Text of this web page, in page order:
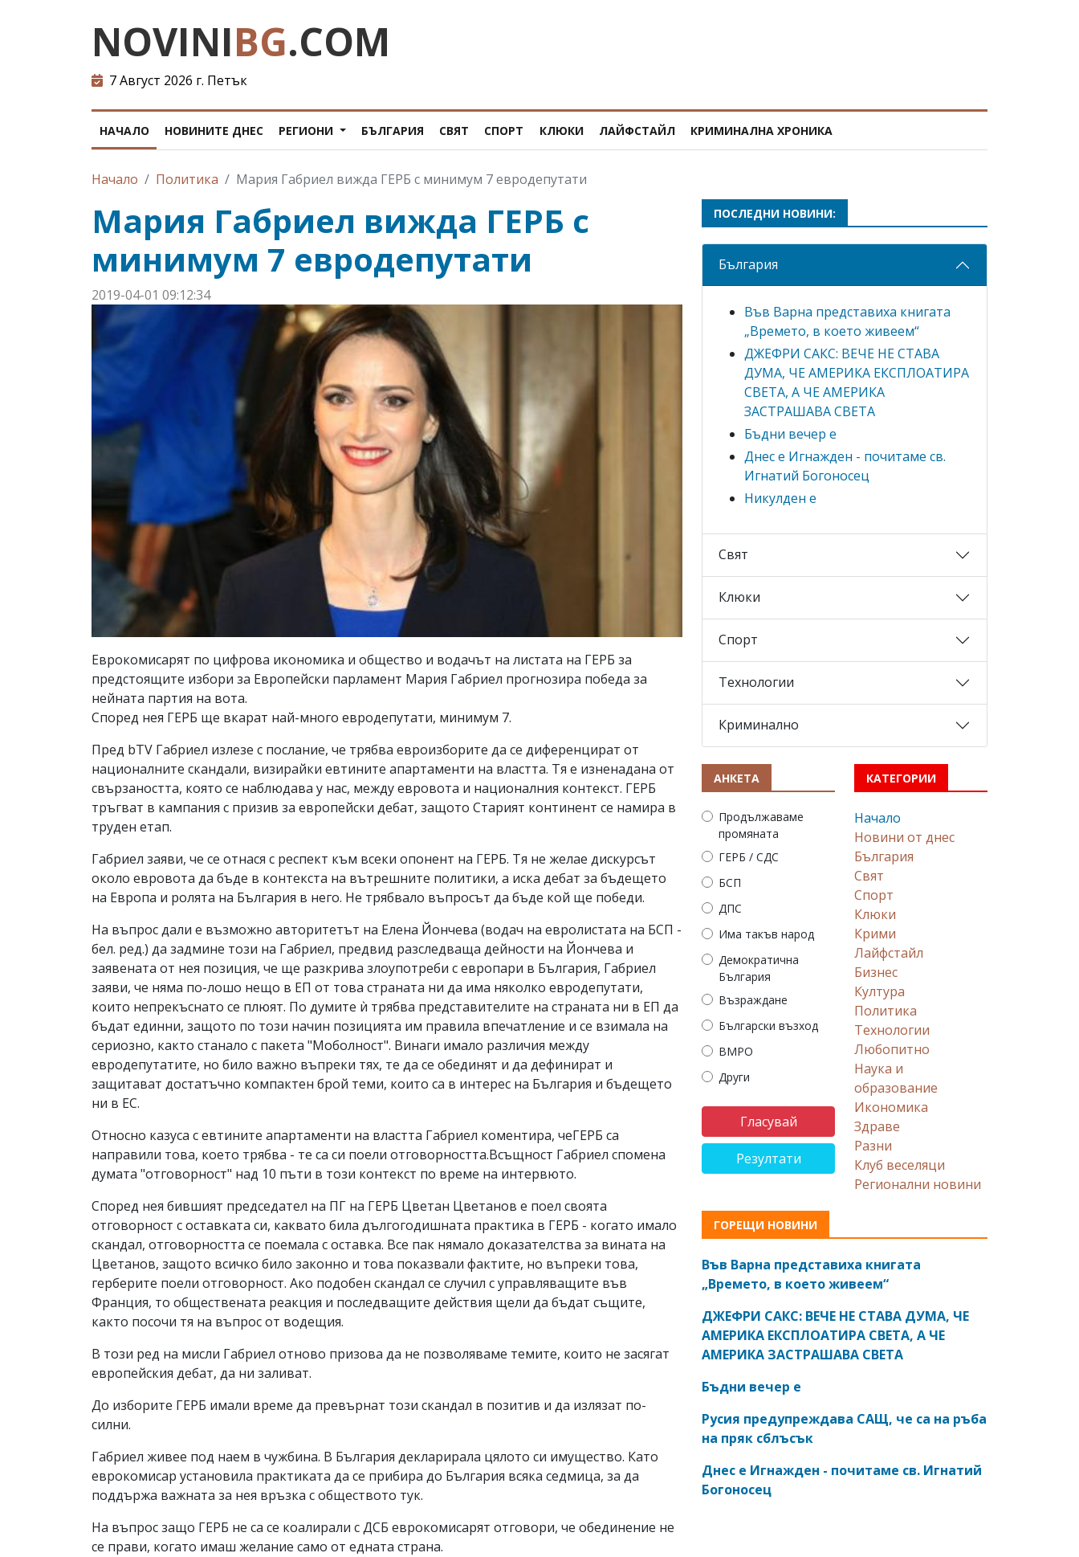
NOVINIBG.COM
7 Август 2026 г. Петък
НАЧАЛО НОВИНИТЕ ДНЕС РЕГИОНИ БЪЛГАРИЯ СВЯТ СПОРТ КЛЮКИ ЛАЙФСТАЙЛ КРИМИНАЛНА ХРОНИКА
Начало Политика Мария Габриел вижда ГЕРБ с минимум 7 евродепутати
Мария Габриел вижда ГЕРБ с
минимум 7 евродепутати
2019-04-01 09:12:34
Еврокомисарят по цифрова икономика и общество и водачът на листата на ГЕРБ за
предстоящите избори за Европейски парламент Мария Габриел прогнозира победа за
нейната партия на вота.
Според нея ГЕРБ ще вкарат най-много евродепутати, минимум 7.
Пред bTV Габриел излезе с послание, че трябва евроизборите да се диференцират от
националните скандали, визирайки евтините апартаменти на властта. Тя е изненадана от
свързаността, която се наблюдава у нас, между евровота и националния контекст. ГЕРБ
тръгват в кампания с призив за европейски дебат, защото Старият континент се намира в
труден етап.
Габриел заяви, че се отнася с респект към всеки опонент на ГЕРБ. Тя не желае дискурсът
около евровота да бъде в контекста на вътрешните политики, а иска дебат за бъдещето
на Европа и ролята на България в него. Не трябвало въпросът да бъде кой ще победи.
На въпрос дали е възможно авторитетът на Елена Йончева (водач на евролистата на БСП -
бел. ред.) да задмине този на Габриел, предвид разследваща дейности на Йончева и
заявената от нея позиция, че ще разкрива злоупотреби с европари в България, Габриел
заяви, че няма по-лошо нещо в ЕП от това страната ни да има няколко евродепутати,
които непрекъснато се плюят. По думите ѝ трябва представителите на страната ни в ЕП да
бъдат единни, защото по този начин позицията им правила впечатление и се взимала на
сериозно, както станало с пакета "Моболност". Винаги имало различия между
евродепутатите, но било важно въпреки тях, те да се обединят и да дефинират и
защитават достатъчно компактен брой теми, които са в интерес на България и бъдещето
ни в ЕС.
Относно казуса с евтините апартаменти на властта Габриел коментира, чеГЕРБ са
направили това, което трябва - те са си поели отговорността.Всъщност Габриел спомена
думата "отговорност" над 10 пъти в този контекст по време на интервюто.
Според нея бившият председател на ПГ на ГЕРБ Цветан Цветанов е поел своята
отговорност с оставката си, каквато била дългогодишната практика в ГЕРБ - когато имало
скандал, отговорността се поемала с оставка. Все пак нямало доказателства за вината на
Цветанов, защото всичко било законно и това показвали фактите, но въпреки това,
герберите поели отговорност. Ако подобен скандал се случил с управляващите във
Франция, то обществената реакция и последващите действия щели да бъдат същите,
както посочи тя на въпрос от водещия.
В този ред на мисли Габриел отново призова да не позволяваме темите, които не засягат
европейския дебат, да ни заливат.
До изборите ГЕРБ имали време да превърнат този скандал в позитив и да излязат по-
силни.
Габриел живее под наем в чужбина. В България декларирала цялото си имущество. Като
еврокомисар установила практиката да се прибира до България всяка седмица, за да
поддържа важната за нея връзка с обществото тук.
На въпрос защо ГЕРБ не са се коалирали с ДСБ еврокомисарят отговори, че обединение не
се прави, когато имаш желание само от едната страна.
ПОСЛЕДНИ НОВИНИ:
България
Във Варна представиха книгата
„Времето, в което живеем“
ДЖЕФРИ САКС: ВЕЧЕ НЕ СТАВА
ДУМА, ЧЕ АМЕРИКА ЕКСПЛОАТИРА
СВЕТА, А ЧЕ АМЕРИКА
ЗАСТРАШАВА СВЕТА
Бъдни вечер е
Днес е Игнажден - почитаме св.
Игнатий Богоносец
Никулден е
Свят
Клюки
Спорт
Технологии
Криминално
АНКЕТА
Продължаваме
промяната
ГЕРБ / СДС
БСП
ДПС
Има такъв народ
Демократична
България
Възраждане
Български възход
ВМРО
Други
Резултати
КАТЕГОРИИ
Начало
Новини от днес
България
Свят
Спорт
Клюки
Крими
Лайфстайл
Бизнес
Култура
Политика
Технологии
Любопитно
Наука и
образование
Икономика
Здраве
Разни
Клуб веселяци
Регионални новини
ГОРЕЩИ НОВИНИ
Във Варна представиха книгата
„Времето, в което живеем“
ДЖЕФРИ САКС: ВЕЧЕ НЕ СТАВА ДУМА, ЧЕ
АМЕРИКА ЕКСПЛОАТИРА СВЕТА, А ЧЕ
АМЕРИКА ЗАСТРАШАВА СВЕТА
Бъдни вечер е
Русия предупреждава САЩ, че са на ръба
на пряк сблъсък
Днес е Игнажден - почитаме св. Игнатий
Богоносец